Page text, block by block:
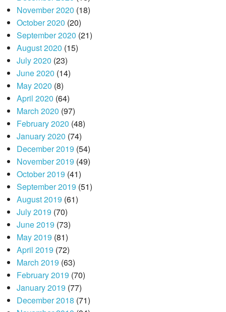
November 2020 (18)
October 2020 (20)
September 2020 (21)
August 2020 (15)
July 2020 (23)
June 2020 (14)
May 2020 (8)
April 2020 (64)
March 2020 (97)
February 2020 (48)
January 2020 (74)
December 2019 (54)
November 2019 (49)
October 2019 (41)
September 2019 (51)
August 2019 (61)
July 2019 (70)
June 2019 (73)
May 2019 (81)
April 2019 (72)
March 2019 (63)
February 2019 (70)
January 2019 (77)
December 2018 (71)